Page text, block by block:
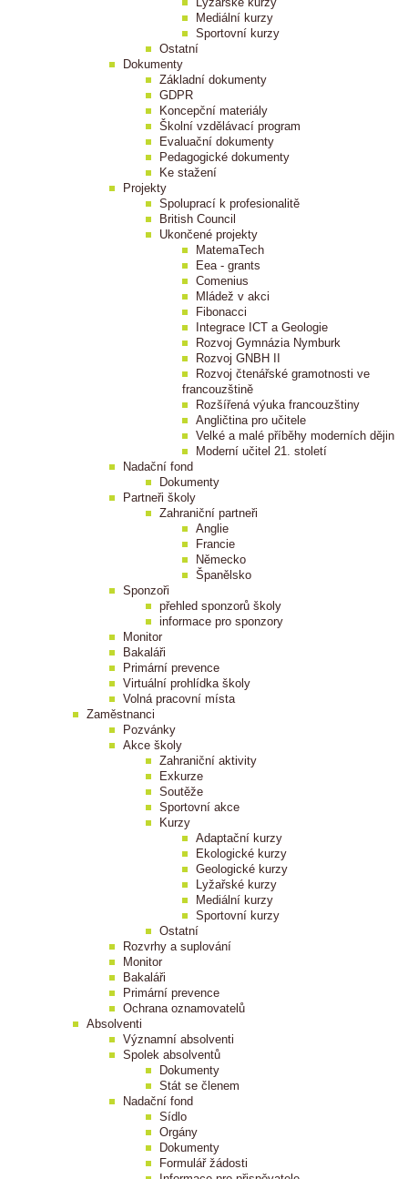
Mediální kurzy
Sportovní kurzy
Ostatní
Dokumenty
Základní dokumenty
GDPR
Koncepční materiály
Školní vzdělávací program
Evaluační dokumenty
Pedagogické dokumenty
Ke stažení
Projekty
Spoluprací k profesionalitě
British Council
Ukončené projekty
MatemaTech
Eea - grants
Comenius
Mládež v akci
Fibonacci
Integrace ICT a Geologie
Rozvoj Gymnázia Nymburk
Rozvoj GNBH II
Rozvoj čtenářské gramotnosti ve
francouzštině
Rozšířená výuka francouzštiny
Angličtina pro učitele
Velké a malé příběhy moderních dějin
Moderní učitel 21. století
Nadační fond
Dokumenty
Partneři školy
Zahraniční partneři
Anglie
Francie
Německo
Španělsko
Sponzoři
přehled sponzorů školy
informace pro sponzory
Monitor
Bakaláři
Primární prevence
Virtuální prohlídka školy
Volná pracovní místa
Zaměstnanci
Pozvánky
Akce školy
Zahraniční aktivity
Exkurze
Soutěže
Sportovní akce
Kurzy
Adaptační kurzy
Ekologické kurzy
Geologické kurzy
Lyžařské kurzy
Mediální kurzy
Sportovní kurzy
Ostatní
Rozvrhy a suplování
Monitor
Bakaláři
Primární prevence
Ochrana oznamovatelů
Absolventi
Významní absolventi
Spolek absolventů
Dokumenty
Stát se členem
Nadační fond
Sídlo
Orgány
Dokumenty
Formulář žádosti